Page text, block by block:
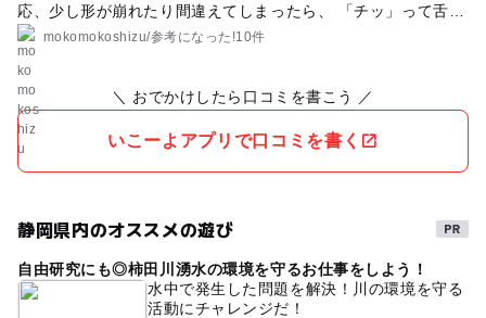
応、少し形が崩れたり間違えてしまったら、 「チッ」って舌打
ちをされて「お前」って言われました。 挙句の果て・・・背中
を向けてため息をつかれました（怒） 途中で辞めて帰りまし
た。 ほとんど自分では作成できません。 しっかりお金も取ら
れました。 息子さんらしき人が、頑固だから・・・と、頑固は
関係ないです。 せっかく旅行に行って思いでつくりとして行っ
mokomokoshizu/参考になった!10件
＼ おでかけしたら口コミを書こう ／
いこーよアプリで口コミを書く
静岡県内のオススメの遊び
自由研究にも◎柿田川湧水の環境を守るお仕事をしよう！
水中で発生した問題を解決！川の環境を守る
活動にチャレンジだ！